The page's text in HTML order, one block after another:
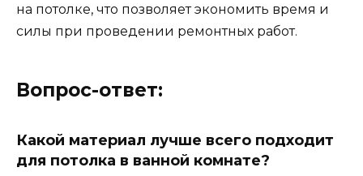
на потолке, что позволяет экономить время и
силы при проведении ремонтных работ.
Вопрос-ответ:
Какой материал лучше всего подходит
для потолка в ванной комнате?